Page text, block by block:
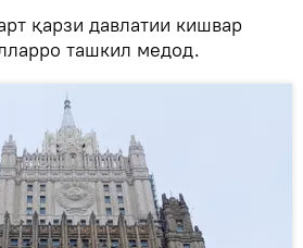
қарзи давлатии кишвар
ташкил медод.